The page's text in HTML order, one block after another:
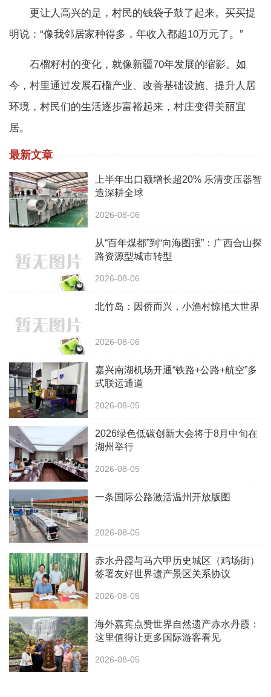
更让人高兴的是，村民的钱袋子鼓了起来。买买提
明说：“像我邻居家种得多，年收入都超10万元了。”
石榴籽村的变化，就像新疆70年发展的缩影。如
今，村里通过发展石榴产业、改善基础设施、提升人居
环境，村民们的生活逐步富裕起来，村庄变得美丽宜
居。
最新文章
上半年出口额增长超20% 乐清变压器智
造深耕全球
2026-08-06
从“百年煤都”到“向海图强”：广西合山探
路资源型城市转型
2026-08-06
北竹岛：因侨而兴，小渔村惊艳大世界
2026-08-06
嘉兴南湖机场开通“铁路+公路+航空”多
式联运通道
2026-08-05
2026绿色低碳创新大会将于8月中旬在
湖州举行
2026-08-05
一条国际公路激活温州开放版图
2026-08-05
赤水丹霞与马六甲历史城区（鸡场街）
签署友好世界遗产景区关系协议
2026-08-05
海外嘉宾点赞世界自然遗产赤水丹霞：
这里值得让更多国际游客看见
2026-08-05